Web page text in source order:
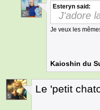
26
Esteryn said:
J'adore
Je veux les
Kaioshin du
5
Le 'petit